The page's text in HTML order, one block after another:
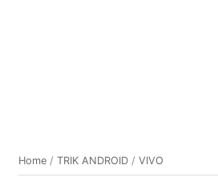
Home /TRIK ANDROID /VIVO